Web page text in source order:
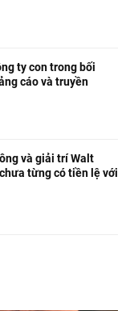
ty con trong bối
cáo và truyền
và giải trí Walt
từng có tiền lệ với